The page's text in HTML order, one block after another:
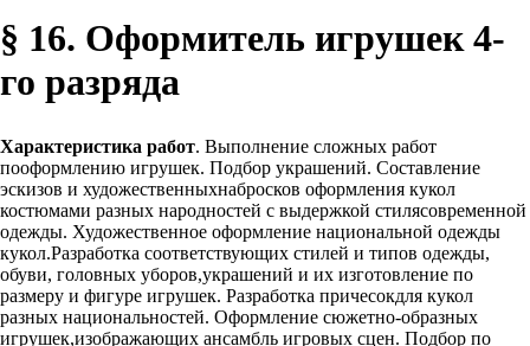
§ 16. Оформитель игрушек 4-
го разряда
Характеристика работ. Выполнение сложных работ
пооформлению игрушек. Подбор украшений. Составление
эскизов и художественныхнабросков оформления кукол
костюмами разных народностей с выдержкой стилясовременной
одежды. Художественное оформление национальной одежды
кукол.Разработка соответствующих стилей и типов одежды,
обуви, головных уборов,украшений и их изготовление по
размеру и фигуре игрушек. Разработка причесокдля кукол
разных национальностей. Оформление сюжетно-образных
игрушек,изображающих ансамбль игровых сцен. Подбор по